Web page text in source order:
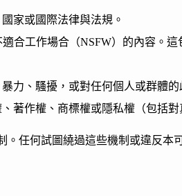
家或國際法律與法規。
適合工作場合（NSFW）的內容。
力、騷擾，或對任何個人或群體的
著作權、商標權或隱私權（包括對
。任何試圖繞過這些機制或違反